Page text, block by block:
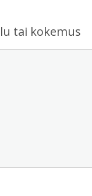
tai kokemus